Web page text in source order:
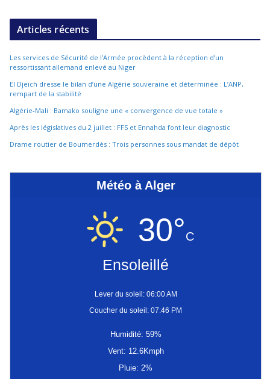
Articles récents
Les services de Sécurité de l’Armée procèdent à la réception d’un
ressortissant allemand enlevé au Niger
El Djeïch dresse le bilan d’une Algérie souveraine et déterminée : L’ANP,
rempart de la stabilité
Algérie-Mali : Bamako souligne une « convergence de vue totale »
Après les législatives du 2 juillet : FFS et Ennahda font leur diagnostic
Drame routier de Boumerdès : Trois personnes sous mandat de dépôt
Météo à Alger
30°C
Ensoleillé
Lever du soleil: 06:00 AM
Coucher du soleil: 07:46 PM
Humidité: 59%
Vent: 12.6Kmph
Pluie: 2%